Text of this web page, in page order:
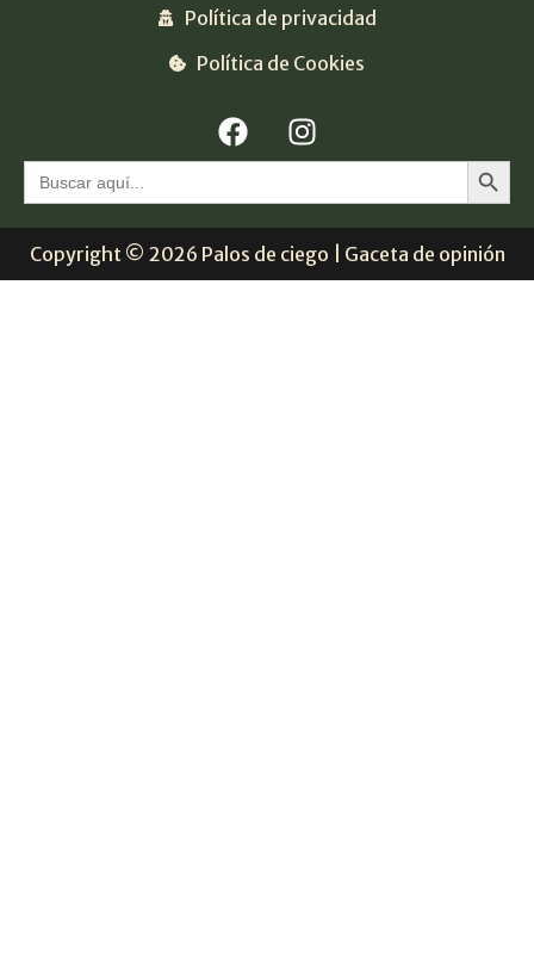
Política de privacidad
Política de Cookies
Buscar: Botón
Copyright © 2026 Palos de ciego | Gaceta de opinión